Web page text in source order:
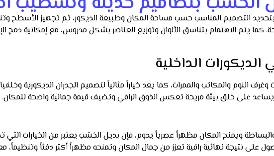
التصميم المناسب حسب مساحة المكان وطبيعة الديكور، ثم تجهيز الأسطح
يتم الاهتمام بتناسق الألوان وتوزيع العناصر بشكل مدروس، مع إمكانية دمج
الداخلية
والمكاتب والممرات، كما يعد خياراً مثالياً لتصميم الجدران الديكورية
ويساعد على خلق بيئة مريحة تعكس الذوق الراقي وتضيف قيمة جمالية واضحة للمكان.
ويمنح المكان مظهراً عصرياً يدوم، فإن بديل الخشب يعتبر من الخيارات التي
على نتيجة نهائية راقية تعزز من جمال المكان وتمنحه مظهراً أكثر دفئاً